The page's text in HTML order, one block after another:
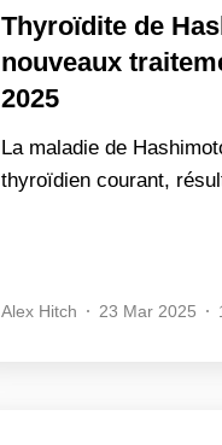
Thyroïdite de
nouveaux
2025
La maladie de
thyroïdien courant,
Alex Hitch 23 Mar 2025